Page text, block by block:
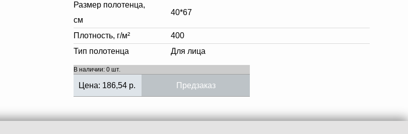
Размер полотенца,
см
40*67
Плотность, г/м²
400
Тип полотенца
Для лица
В наличии: 0 шт.
Цена: 186,54 р. Предзаказ